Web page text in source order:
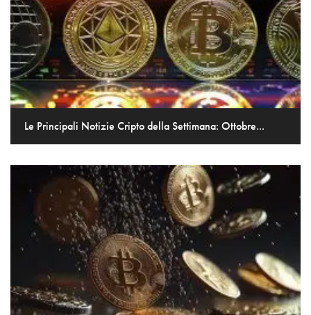
Le Principali Notizie Cripto della Settimana: Ottobre...